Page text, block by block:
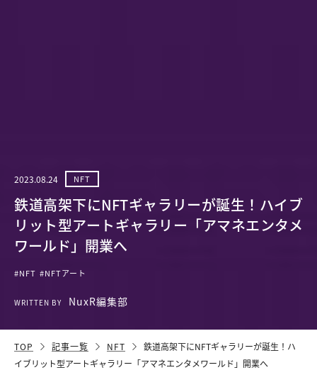
2023.08.24 NFT
鉄道高架下にNFTギャラリーが誕生！ハイブ
リット型アートギャラリー「アマネエンタメ
ワールド」開業へ
#NFT #NFTアート
WRITTEN BY NuxR編集部
TOP 記事一覧 NFT
鉄道高架下にNFTギャラリーが誕生！ハ
イブリット型アートギャラリー「アマネエンタメワールド」開業へ